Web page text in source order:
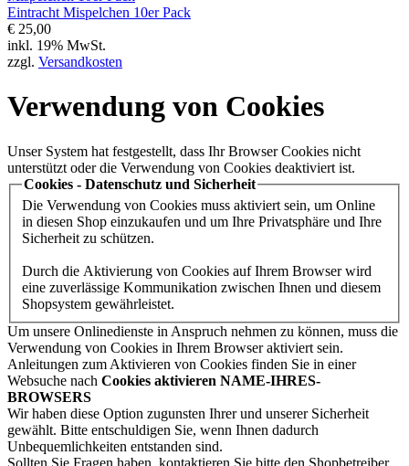
Eintracht Mispelchen 10er Pack
€ 25,00
inkl. 19% MwSt.
zzgl. Versandkosten
Verwendung von Cookies
Unser System hat festgestellt, dass Ihr Browser Cookies nicht
unterstützt oder die Verwendung von Cookies deaktiviert ist.
Cookies - Datenschutz und Sicherheit
Die Verwendung von Cookies muss aktiviert sein, um Online
in diesen Shop einzukaufen und um Ihre Privatsphäre und Ihre
Sicherheit zu schützen.
Durch die Aktivierung von Cookies auf Ihrem Browser wird
eine zuverlässige Kommunikation zwischen Ihnen und diesem
Shopsystem gewährleistet.
Um unsere Onlinedienste in Anspruch nehmen zu können, muss die
Verwendung von Cookies in Ihrem Browser aktiviert sein.
Anleitungen zum Aktivieren von Cookies finden Sie in einer
Websuche nach Cookies aktivieren NAME-IHRES-
BROWSERS
Wir haben diese Option zugunsten Ihrer und unserer Sicherheit
gewählt. Bitte entschuldigen Sie, wenn Ihnen dadurch
Unbequemlichkeiten entstanden sind.